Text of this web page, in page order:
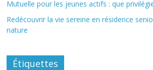
Mutuelle pour les jeunes actifs : que
Redécouvrir la vie sereine en résidence
nature
Étiquettes